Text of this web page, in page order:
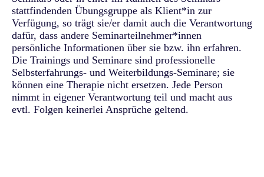
stattfindenden Übungsgruppe als Klient*in zur
Verfügung, so trägt sie/er damit auch die Verantwortung
dafür, dass andere Seminarteilnehmer*innen
persönliche Informationen über sie bzw. ihn erfahren.
Die Trainings und Seminare sind professionelle
Selbsterfahrungs- und Weiterbildungs-Seminare; sie
können eine Therapie nicht ersetzen. Jede Person
nimmt in eigener Verantwortung teil und macht aus
evtl. Folgen keinerlei Ansprüche geltend.